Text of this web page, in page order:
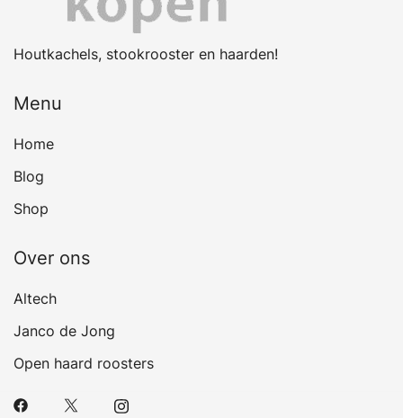
Houtkachels, stookrooster en haarden!
Menu
Home
Blog
Shop
Over ons
Altech
Janco de Jong
Open haard roosters